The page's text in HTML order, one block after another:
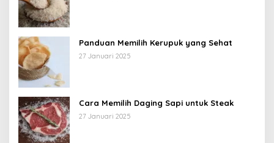
Panduan Memilih Kerupuk yang Sehat
27 Januari 2025
Cara Memilih Daging Sapi untuk Steak
27 Januari 2025